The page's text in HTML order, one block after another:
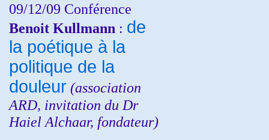
09/12/09 Conférence
Benoit Kullmann : de
la poétique à la
politique de la
douleur (association
ARD, invitation du Dr
Haiel Alchaar, fondateur)